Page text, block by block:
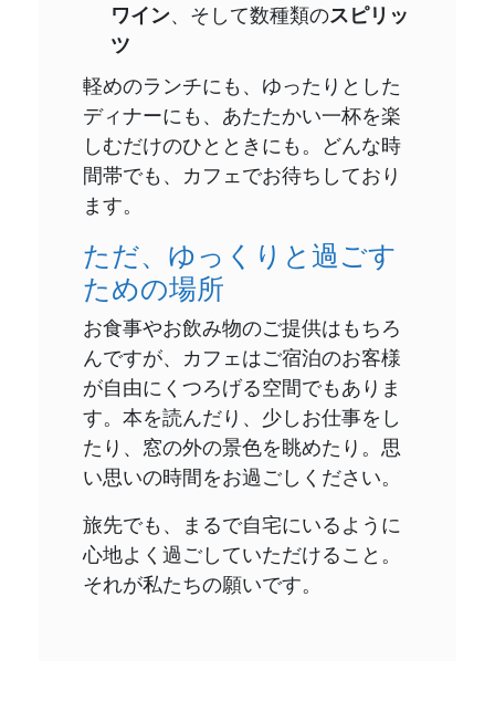
ワイン、そして数種類のスピリッ
ツ
軽めのランチにも、ゆったりとした
ディナーにも、あたたかい一杯を楽
しむだけのひとときにも。どんな時
間帯でも、カフェでお待ちしており
ます。
ただ、ゆっくりと過ごす
ための場所
お食事やお飲み物のご提供はもちろ
んですが、カフェはご宿泊のお客様
が自由にくつろげる空間でもありま
す。本を読んだり、少しお仕事をし
たり、窓の外の景色を眺めたり。思
い思いの時間をお過ごしください。
旅先でも、まるで自宅にいるように
心地よく過ごしていただけること。
それが私たちの願いです。